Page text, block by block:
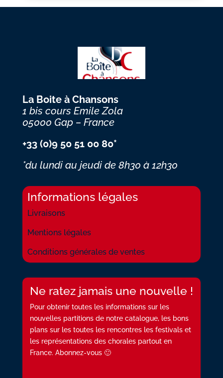
La Boite à Chansons
1 bis cours Emile Zola
05000 Gap – France
+33 (0)9 50 51 00 80*
*du lundi au jeudi de 8h30 à 12h30
Informations légales
Livraisons
Mentions légales
Conditions générales de ventes
Ne ratez jamais une nouvelle !
Pour obtenir toutes les informations sur les
nouvelles partitions de notre catalogue, les bons
plans sur les toutes les rencontres les festivals et
les représentations des chorales partout en
France. Abonnez-vous 🙂